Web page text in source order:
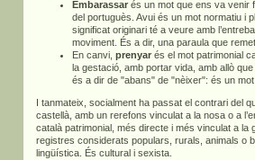
Embarassar és un mot que ens va venir
del portuguès. Avui és un mot normatiu i
significat originari té a veure amb
moviment. És a dir, una paraula que
En canvi, prenyar és el mot patrimonial
la gestació, amb portar vida, amb allò
és a dir de "abans" de "nèixer": és un
I tanmateix, socialment ha passat el contrari del
castellà, amb un rerefons vinculat a la nosa o a
català patrimonial, més directe i més vinculat a
registres considerats populars, rurals, animals o
lingüística. És cultural i sexista.